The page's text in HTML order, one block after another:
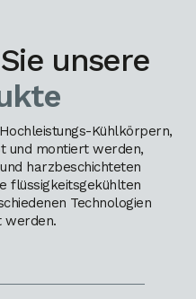
unsere
Kühlkörpern,
und montiert werden,
harzbeschichteten
flüssigkeitsgekühlten
Technologien
werden.